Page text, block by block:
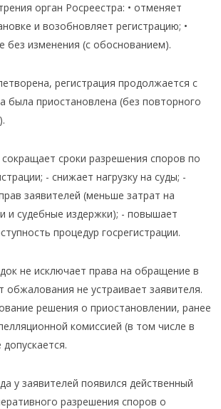
орган Росреестра: • отменяет
и возобновляет регистрацию; •
без изменения (с обоснованием).
регистрация продолжается с
была приостановлена (без повторного
сроки разрешения споров по
- снижает нагрузку на суды; -
заявителей (меньше затрат на
и судебные издержки); - повышает
процедур госрегистрации.
не исключает права на обращение в
обжалования не устраивает заявителя.
решения о приостановлении, ранее
комиссией (в том числе в
у заявителей появился действенный
разрешения споров о